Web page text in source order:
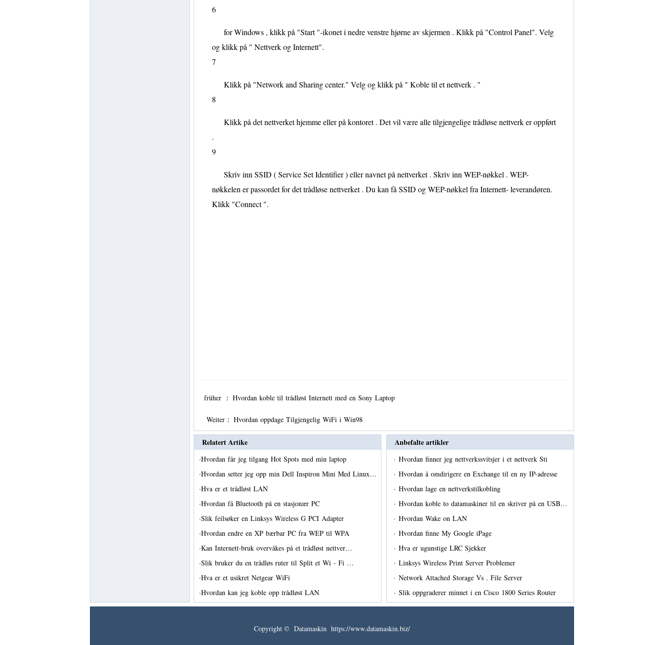
6
for Windows , klikk på "Start "-ikonet i nedre venstre hjørne av skjermen . Klikk på "Control Panel". Velg
og klikk på " Nettverk og Internett".
7
Klikk på "Network and Sharing center." Velg og klikk på " Koble til et nettverk . "
8
Klikk på det nettverket hjemme eller på kontoret . Det vil være alle tilgjengelige trådløse nettverk er oppført
.
9
Skriv inn SSID ( Service Set Identifier ) eller navnet på nettverket . Skriv inn WEP-nøkkel . WEP-
nøkkelen er passordet for det trådløse nettverket . Du kan få SSID og WEP-nøkkel fra Internett- leverandøren.
Klikk "Connect ".
früher ： Hvordan koble til trådløst Internett med en Sony Laptop
Weiter： Hvordan oppdage Tilgjengelig WiFi i Win98
Relatert Artike
·Hvordan får jeg tilgang Hot Spots med min laptop
·Hvordan setter jeg opp min Dell Inspiron Mini Med Linux…
·Hva er et trådløst LAN
·Hvordan få Bluetooth på en stasjonær PC
·Slik feilsøker en Linksys Wireless G PCI Adapter
·Hvordan endre en XP bærbar PC fra WEP til WPA
·Kan Internett-bruk overvåkes på et trådløst nettver…
·Slik bruker du en trådløs ruter til Split et Wi - Fi …
·Hva er et usikret Netgear WiFi
·Hvordan kan jeg koble opp trådløst LAN
Anbefalte artikler
· Hvordan finner jeg nettverkssvitsjer i et nettverk Sti
· Hvordan å omdirigere en Exchange til en ny IP-adresse
· Hvordan lage en nettverkstilkobling
· Hvordan koble to datamaskiner til en skriver på en USB…
· Hvordan Wake on LAN
· Hvordan finne My Google iPage
· Hva er ugunstige LRC Sjekker
· Linksys Wireless Print Server Problemer
· Network Attached Storage Vs . File Server
· Slik oppgraderer minnet i en Cisco 1800 Series Router
Copyright © Datamaskin https://www.datamaskin.biz/